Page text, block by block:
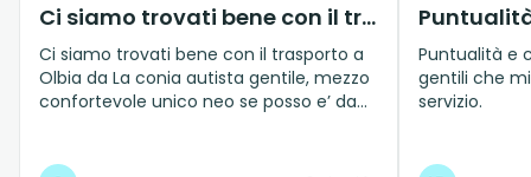
Ci siamo trovati bene con il trasporto…
Ci siamo trovati bene con il trasporto a
Olbia da La conia autista gentile, mezzo
confortevole unico neo se posso e’ da
messaggi preimpostati e creati con IA
Puntualità e
gentili che
servizio.